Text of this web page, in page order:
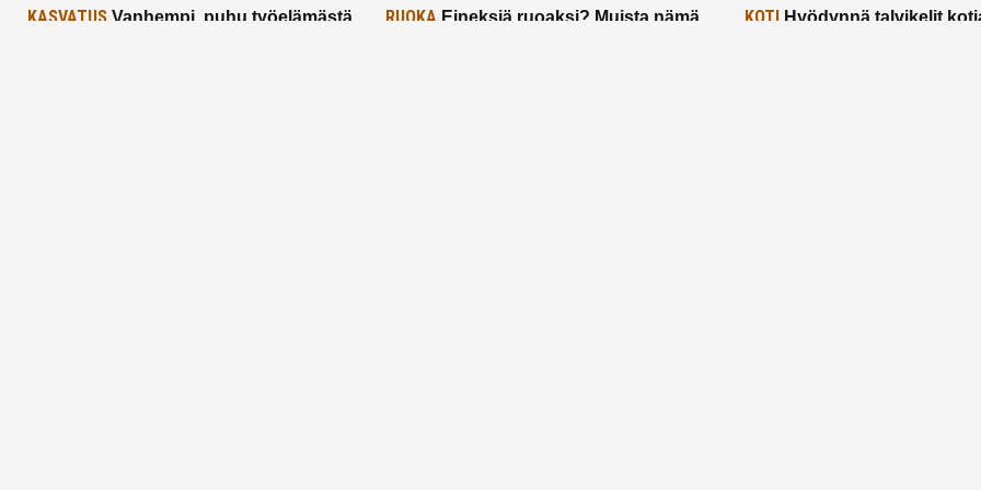
KASVATUS Vanhempi, puhu työelämästä
RUOKA Eineksiä ruoaksi? Muista nämä
KOTIHyödynnä talvikelit